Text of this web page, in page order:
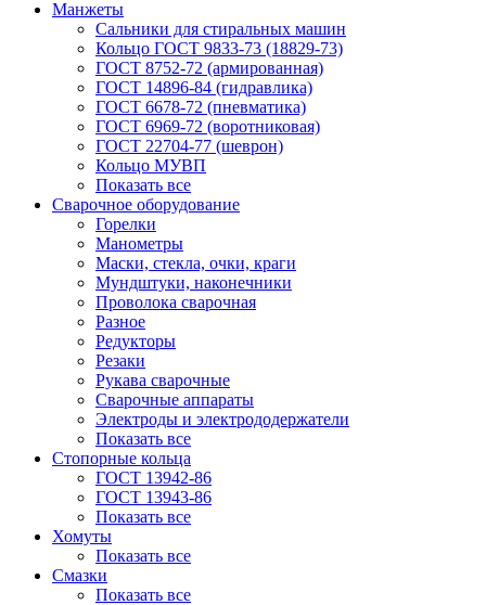
Манжеты
Сальники для стиральных машин
Кольцо ГОСТ 9833-73 (18829-73)
ГОСТ 8752-72 (армированная)
ГОСТ 14896-84 (гидравлика)
ГОСТ 6678-72 (пневматика)
ГОСТ 6969-72 (воротниковая)
ГОСТ 22704-77 (шеврон)
Кольцо МУВП
Показать все
Сварочное оборудование
Горелки
Манометры
Маски, стекла, очки, краги
Мундштуки, наконечники
Проволока сварочная
Разное
Редукторы
Резаки
Рукава сварочные
Сварочные аппараты
Электроды и электрододержатели
Показать все
Стопорные кольца
ГОСТ 13942-86
ГОСТ 13943-86
Показать все
Хомуты
Показать все
Смазки
Показать все